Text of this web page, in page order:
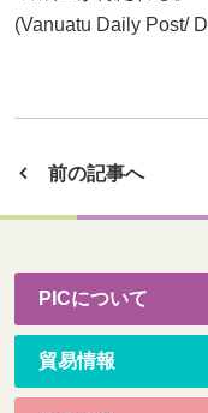
(Vanuatu Daily Post/
前の記事へ
PICについて
貿易情報